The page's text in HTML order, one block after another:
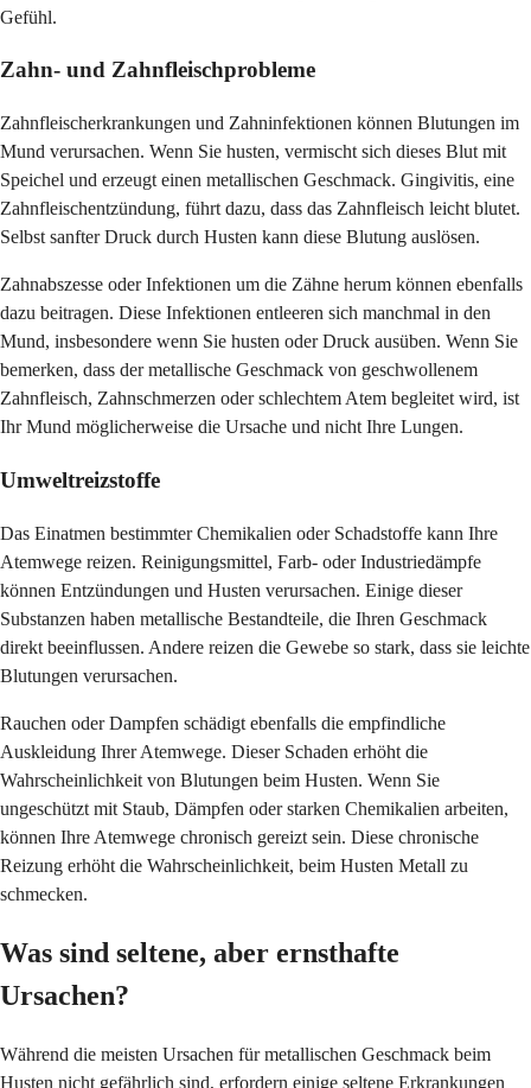
Gefühl.
Zahn- und Zahnfleischprobleme
Zahnfleischerkrankungen und Zahninfektionen können Blutungen im
Mund verursachen. Wenn Sie husten, vermischt sich dieses Blut mit
Speichel und erzeugt einen metallischen Geschmack. Gingivitis, eine
Zahnfleischentzündung, führt dazu, dass das Zahnfleisch leicht blutet.
Selbst sanfter Druck durch Husten kann diese Blutung auslösen.
Zahnabszesse oder Infektionen um die Zähne herum können ebenfalls
dazu beitragen. Diese Infektionen entleeren sich manchmal in den
Mund, insbesondere wenn Sie husten oder Druck ausüben. Wenn Sie
bemerken, dass der metallische Geschmack von geschwollenem
Zahnfleisch, Zahnschmerzen oder schlechtem Atem begleitet wird, ist
Ihr Mund möglicherweise die Ursache und nicht Ihre Lungen.
Umweltreizstoffe
Das Einatmen bestimmter Chemikalien oder Schadstoffe kann Ihre
Atemwege reizen. Reinigungsmittel, Farb- oder Industriedämpfe
können Entzündungen und Husten verursachen. Einige dieser
Substanzen haben metallische Bestandteile, die Ihren Geschmack
direkt beeinflussen. Andere reizen die Gewebe so stark, dass sie leichte
Blutungen verursachen.
Rauchen oder Dampfen schädigt ebenfalls die empfindliche
Auskleidung Ihrer Atemwege. Dieser Schaden erhöht die
Wahrscheinlichkeit von Blutungen beim Husten. Wenn Sie
ungeschützt mit Staub, Dämpfen oder starken Chemikalien arbeiten,
können Ihre Atemwege chronisch gereizt sein. Diese chronische
Reizung erhöht die Wahrscheinlichkeit, beim Husten Metall zu
schmecken.
Was sind seltene, aber ernsthafte
Ursachen?
Während die meisten Ursachen für metallischen Geschmack beim
Husten nicht gefährlich sind, erfordern einige seltene Erkrankungen